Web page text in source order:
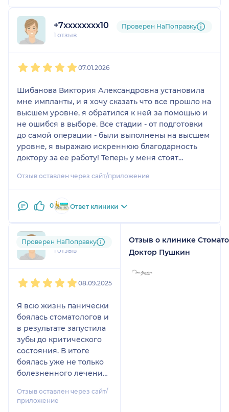
+7xxxxxxxx10
1 отзыв
Проверен НаПоправку
07.01.2026
Шибанова Виктория Александровна установила
мне импланты, и я хочу сказать что все прошло на
высшем уровне, я обратился к ней за помощью и
не ошибся в выборе. Все стадии - от подготовки
до самой операции - были выполнены на высшем
уровне, я выражаю искреннюю благодарность
доктору за ее работу! Теперь у меня стоят
зубов, и я с радостью улыбаюсь. Безусловно,
Отзыв оставлен через сайт/приложение
0 Ответ клиники
Мария
1 отзыв
Проверен НаПоправку
08.09.2025
Я всю жизнь панически
боялась стоматологов и
в результате запустила
зубы до критического
состояния. В итоге
боялась уже не только
болезненного лечения,
клиника доктора
Пушкина перевернула
Отзыв оставлен через сайт/
приложение
Отзыв о клинике
Доктор Пушкин